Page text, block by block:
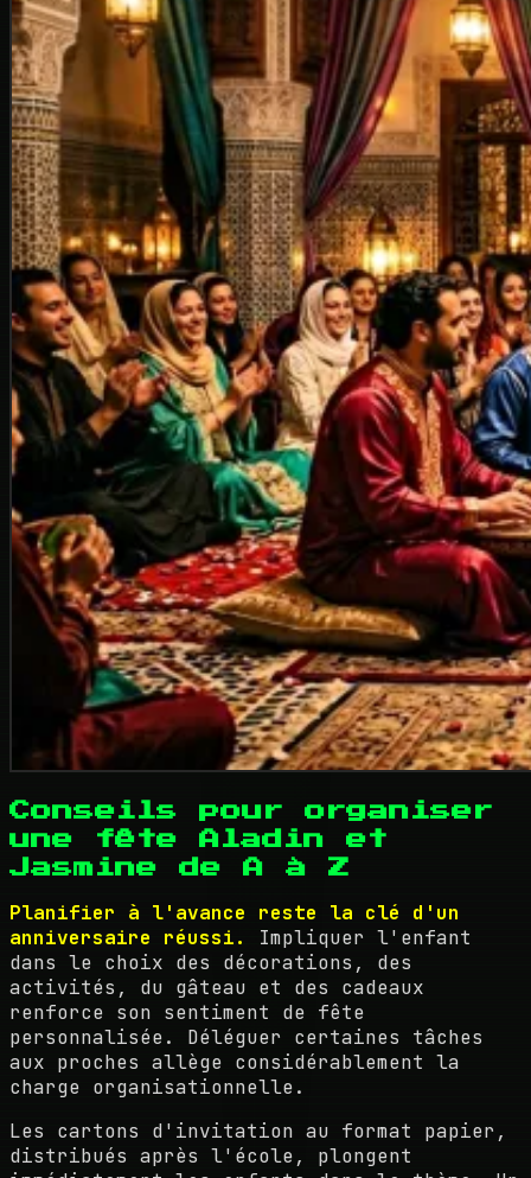
Conseils pour organiser
une fête Aladin et
Jasmine de A à Z
Planifier à l'avance reste la clé d'un
anniversaire réussi.
Impliquer l'enfant
dans le choix des décorations, des
activités, du gâteau et des cadeaux
renforce son sentiment de fête
personnalisée. Déléguer certaines tâches
aux proches allège considérablement la
charge organisationnelle.
Les cartons d'invitation au format papier,
distribués après l'école, plongent